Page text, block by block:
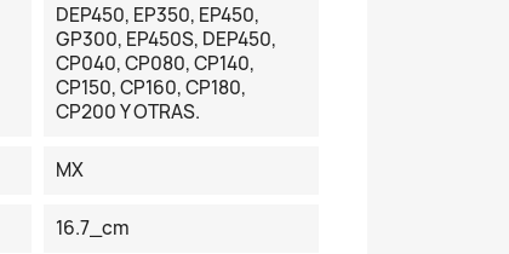
DEP450, EP350, EP450,
GP300, EP450S, DEP450,
CP040, CP080, CP140,
CP150, CP160, CP180,
CP200 Y OTRAS.
MX
16.7_cm